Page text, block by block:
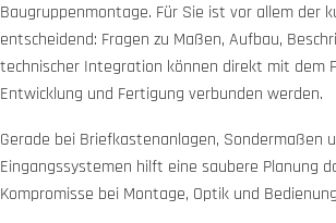
Baugruppenmontage. Für Sie ist vor allem der
entscheidend: Fragen zu Maßen, Aufbau,
technischer Integration können direkt mit dem
Entwicklung und Fertigung verbunden werden.
Gerade bei Briefkastenanlagen, Sondermaßen
Eingangssystemen hilft eine saubere Planung
Kompromisse bei Montage, Optik und